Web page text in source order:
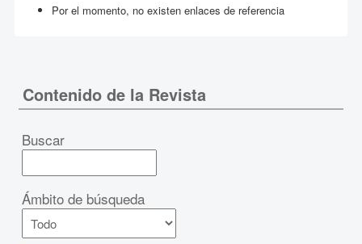
Por el momento, no existen enlaces de referencia
Contenido de la Revista
Buscar
Ámbito de búsqueda